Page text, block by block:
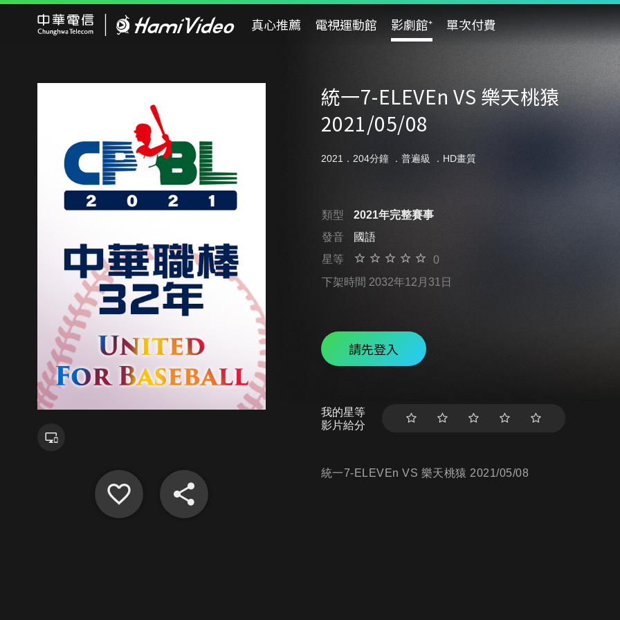
真心推薦 電視運動館 影劇館⁺ 單次付費
統一7-ELEVEn VS 樂天桃猿
2021/05/08
2021．204分鐘 ． 普遍級 ．HD畫質
類型
2021年完整賽事
發音
國語
星等
0
下架時間 2032年12月31日
請先登入
我的星等
影片給分
統一7-ELEVEn VS 樂天桃猿 2021/05/08